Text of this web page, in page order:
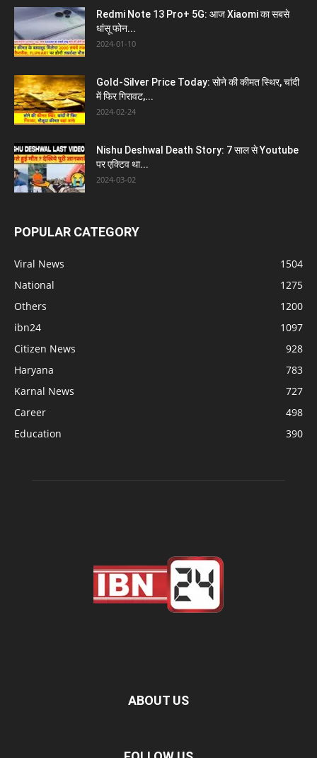
Redmi Note 13 Pro+ 5G: आज Xiaomi का सबसे
धांसू फोन...
2024-01-10
Gold-Silver Price Today: सोने की कीमत स्थिर, चांदी
में फिर गिरावट,...
2024-02-24
Nishu Deshwal Death Story: 7 साल से Youtube
पर एक्टिव था...
2024-03-02
POPULAR CATEGORY
Viral News
1504
National
1275
Others
1200
ibn24
1097
Citizen News
928
Haryana
783
Karnal News
727
Career
498
Education
390
ABOUT US